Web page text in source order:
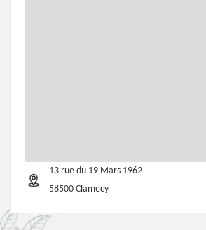
13 rue du 19 Mars 1962
58500 Clamecy